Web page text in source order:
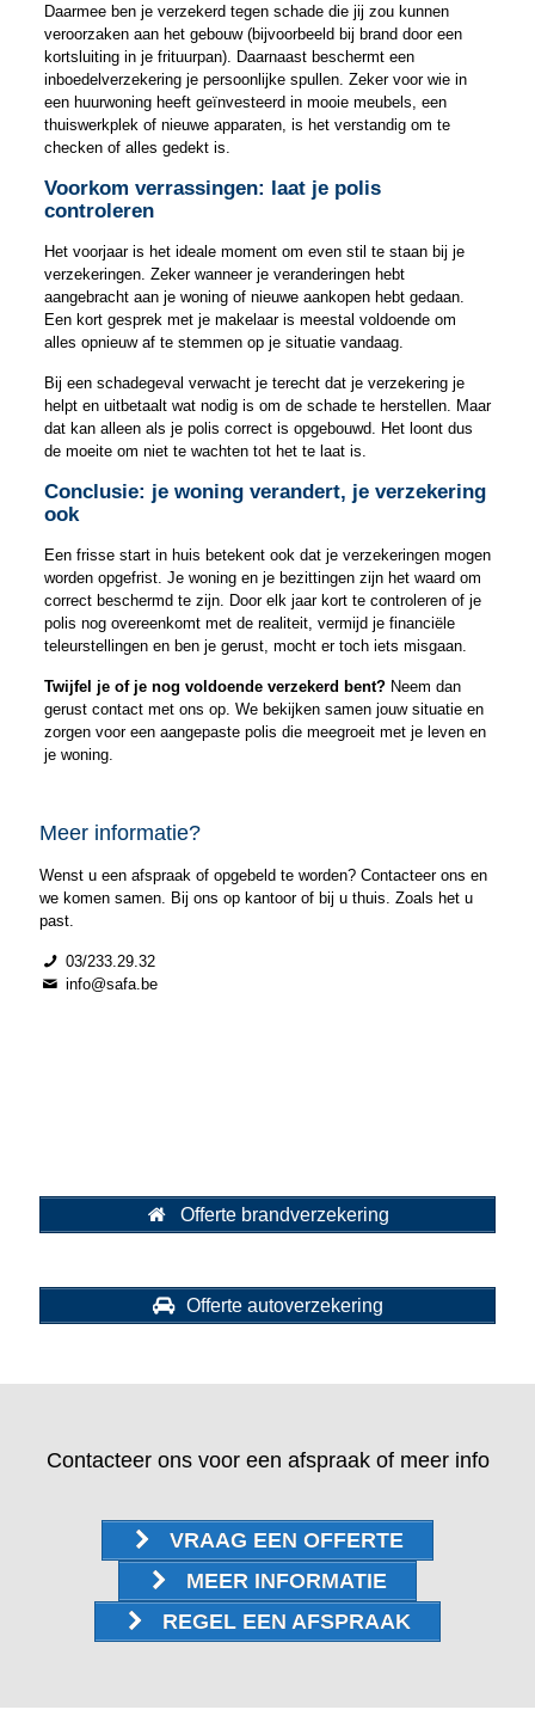
Daarmee ben je verzekerd tegen schade die jij zou kunnen
veroorzaken aan het gebouw (bijvoorbeeld bij brand door een
kortsluiting in je frituurpan). Daarnaast beschermt een
inboedelverzekering je persoonlijke spullen. Zeker voor wie in
een huurwoning heeft geïnvesteerd in mooie meubels, een
thuiswerkplek of nieuwe apparaten, is het verstandig om te
checken of alles gedekt is.
Voorkom verrassingen: laat je polis
controleren
Het voorjaar is het ideale moment om even stil te staan bij je
verzekeringen. Zeker wanneer je veranderingen hebt
aangebracht aan je woning of nieuwe aankopen hebt gedaan.
Een kort gesprek met je makelaar is meestal voldoende om
alles opnieuw af te stemmen op je situatie vandaag.
Bij een schadegeval verwacht je terecht dat je verzekering je
helpt en uitbetaalt wat nodig is om de schade te herstellen. Maar
dat kan alleen als je polis correct is opgebouwd. Het loont dus
de moeite om niet te wachten tot het te laat is.
Conclusie: je woning verandert, je verzekering
ook
Een frisse start in huis betekent ook dat je verzekeringen mogen
worden opgefrist. Je woning en je bezittingen zijn het waard om
correct beschermd te zijn. Door elk jaar kort te controleren of je
polis nog overeenkomt met de realiteit, vermijd je financiële
teleurstellingen en ben je gerust, mocht er toch iets misgaan.
Twijfel je of je nog voldoende verzekerd bent?Neem dan
gerust contact met ons op. We bekijken samen jouw situatie en
zorgen voor een aangepaste polis die meegroeit met je leven en
je woning.
Meer informatie?
Wenst u een afspraak of opgebeld te worden? Contacteer ons en
we komen samen. Bij ons op kantoor of bij u thuis. Zoals het u
past.
03/233.29.32
info@safa.be
Offerte brandverzekering
Offerte autoverzekering
Contacteer ons voor een afspraak of meer info
VRAAG EEN OFFERTE
MEER INFORMATIE
REGEL EEN AFSPRAAK